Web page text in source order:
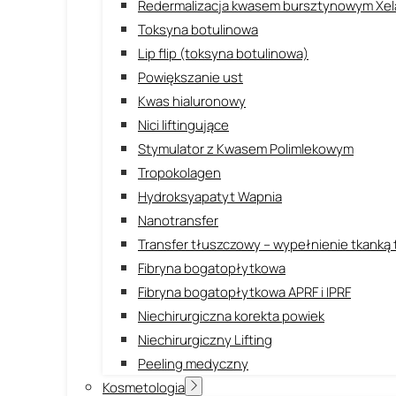
Redermalizacja kwasem bursztynowym
Toksyna botulinowa
Lip flip (toksyna botulinowa)
Powiększanie ust
Kwas hialuronowy
Nici liftingujące
Stymulator z Kwasem Polimlekowym
Tropokolagen
Hydroksyapatyt Wapnia
Nanotransfer
Transfer tłuszczowy – wypełnienie tkanką
Fibryna bogatopłytkowa
Fibryna bogatopłytkowa APRF i IPRF
Niechirurgiczna korekta powiek
Niechirurgiczny Lifting
Peeling medyczny
Kosmetologia